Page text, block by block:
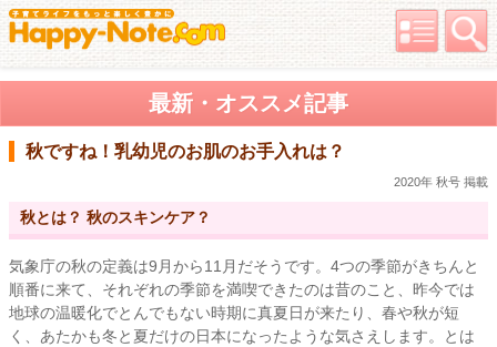
最新・オススメ記事
秋ですね！乳幼児のお肌のお手入れは？
2020年 秋号 掲載
秋とは？ 秋のスキンケア？
気象庁の秋の定義は9月から11月だそうです。4つの季節がきちんと
順番に来て、それぞれの季節を満喫できたのは昔のこと、昨今では
地球の温暖化でとんでもない時期に真夏日が来たり、春や秋が短
く、あたかも冬と夏だけの日本になったような気さえします。とは